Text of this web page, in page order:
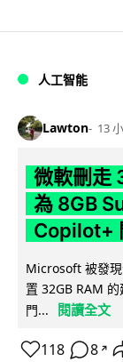
人工智能
Lawton 13
微軟刪走
為 8GB
Copilot+
Microsoft 被發
置 32GB RAM
門...
閱讀全文
118 8 ↗